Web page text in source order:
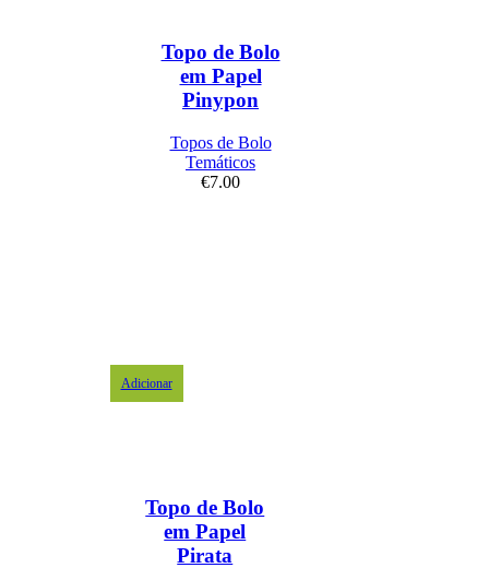
Topo de Bolo
em Papel
Pinypon
Topos de Bolo
Temáticos
€7.00
Adicionar
Topo de Bolo
em Papel
Pirata